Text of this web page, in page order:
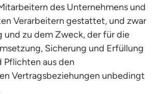
des Unternehmens und
Verarbeitern gestattet, und zwar
und zu dem Zweck, der für die
Sicherung und Erfüllung
Pflichten aus den
Vertragsbeziehungen unbedingt